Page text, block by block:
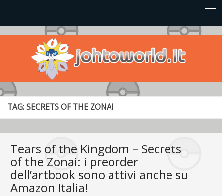
Johto World
Le novità più frizzanti dall'universo Pokémon e Nintendo
TAG:SECRETS OF THE ZONAI
Tears of the Kingdom – Secrets
of the Zonai: i preorder
dell’artbook sono attivi anche su
Amazon Italia!